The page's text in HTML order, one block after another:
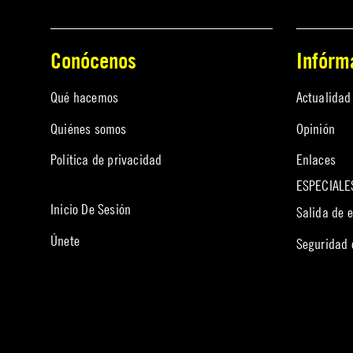
Conócenos
Qué hacemos
Quiénes somos
Política de privacidad
Inicio De Sesión
Únete
Actualidad
Opinión
Enlaces
Salida de
Seguridad